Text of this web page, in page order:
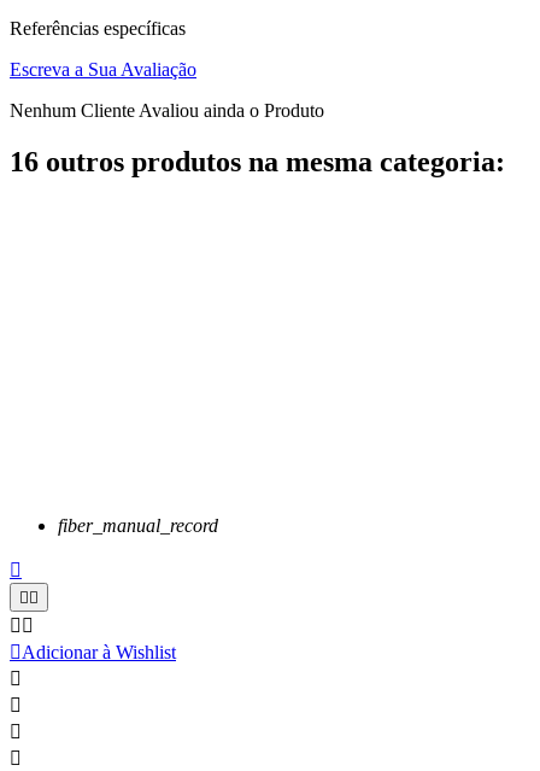
Referências específicas
Escreva a Sua Avaliação
Nenhum Cliente Avaliou ainda o Produto
16 outros produtos na mesma categoria:
fiber_manual_record

 
 
Adicionar à Wishlist



